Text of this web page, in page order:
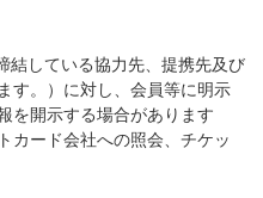
結している協力先、提携先及び
す。）に対し、会員等に明示
を開示する場合があります
カード会社への照会、チケッ